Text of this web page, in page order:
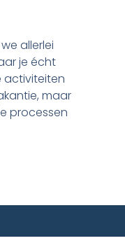
allerlei
je écht
activiteiten
maar
processen